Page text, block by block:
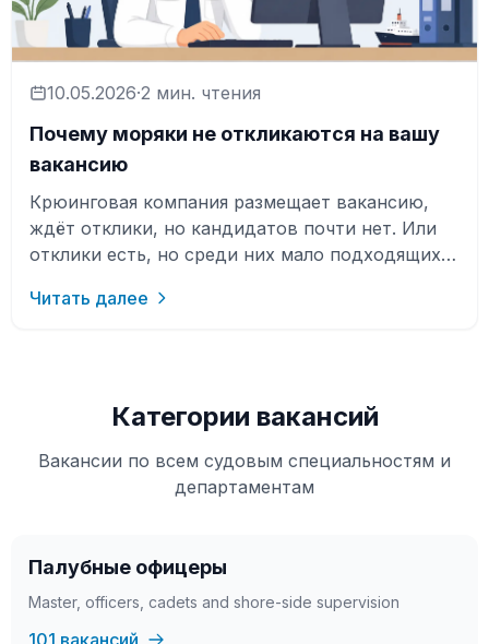
10.05.2026·2 мин. чтения
Почему моряки не откликаются на вашу
вакансию
Крюинговая компания размещает вакансию,
ждёт отклики, но кандидатов почти нет. Или
отклики есть, но среди них мало подходящих
Читать далее
Категории вакансий
Вакансии по всем судовым специальностям и
департаментам
Палубные офицеры
Master, officers, cadets and shore-side supervision
101 вакансий